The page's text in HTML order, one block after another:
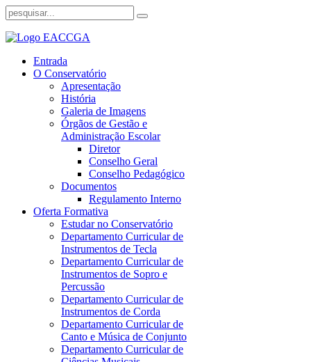
Entrada
O Conservatório
Apresentação
História
Galeria de Imagens
Órgãos de Gestão e
Administração Escolar
Diretor
Conselho Geral
Conselho Pedagógico
Documentos
Regulamento Interno
Oferta Formativa
Estudar no Conservatório
Departamento Curricular de
Instrumentos de Tecla
Departamento Curricular de
Instrumentos de Sopro e
Percussão
Departamento Curricular de
Instrumentos de Corda
Departamento Curricular de
Canto e Música de Conjunto
Departamento Curricular de